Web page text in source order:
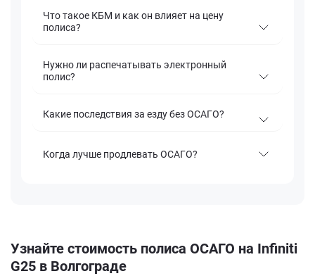
Что такое КБМ и как он влияет на цену
полиса?
Нужно ли распечатывать электронный
полис?
Какие последствия за езду без ОСАГО?
Когда лучше продлевать ОСАГО?
Узнайте стоимость полиса ОСАГО на Infiniti
G25 в Волгограде